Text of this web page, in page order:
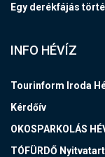
Egy derékfájás
INFO HÉVÍZ
Tourinform Iroda
Kérdőív
OKOSPARKOLÁS
TÓFÜRDŐ